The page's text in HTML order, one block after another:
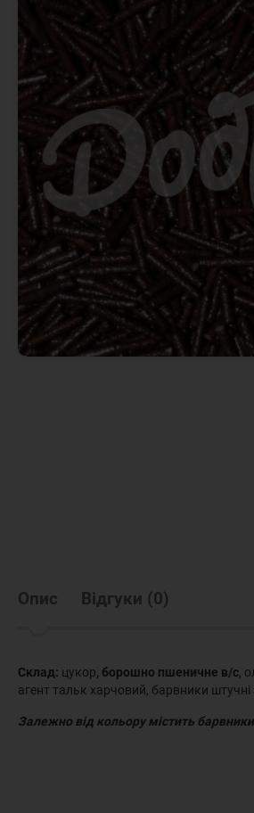
Опис Відгуки (0)
Склад: цукор, борошно пшеничне в/с ,
агент тальк харчовий, барвники
Залежно від кольору містить